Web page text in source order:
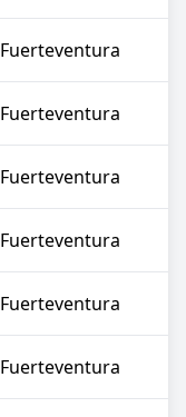
Fuerteventura
Fuerteventura
Fuerteventura
Fuerteventura
Fuerteventura
Fuerteventura